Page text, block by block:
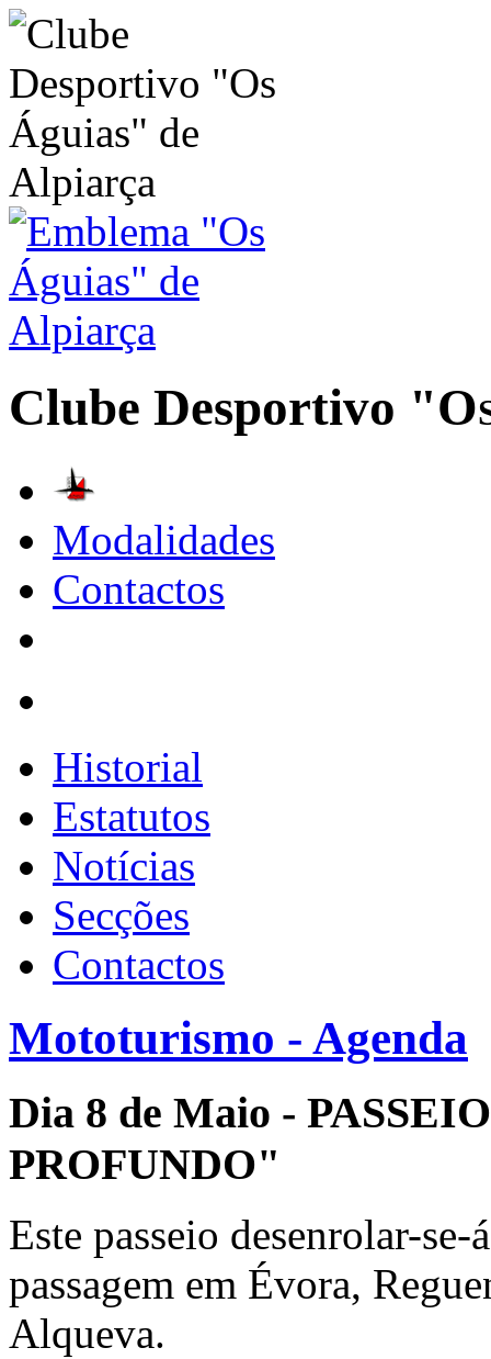
Clube Desportivo
Modalidades
Contactos
Historial
Estatutos
Notícias
Secções
Contactos
Mototurismo - Agenda
Dia 8 de Maio -
PROFUNDO"
Este passeio desenrolar-
passagem em Évora,
Alqueva.